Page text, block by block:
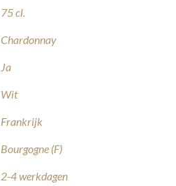
75 cl.
Chardonnay
Ja
Wit
Frankrijk
Bourgogne (F)
2-4 werkdagen